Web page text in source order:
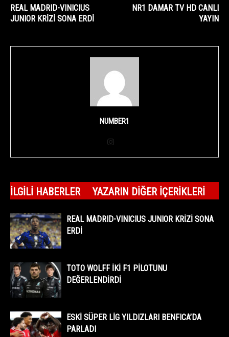
REAL MADRID-VINICIUS
JUNIOR KRİZİ SONA ERDİ
NR1 DAMAR TV HD CANLI
YAYIN
NUMBER1
İLGILI HABERLER YAZARIN DIĞER İÇERIKLERI
REAL MADRID-VINICIUS JUNIOR KRİZİ SONA
ERDİ
TOTO WOLFF İKİ F1 PİLOTUNU
DEĞERLENDİRDİ
ESKİ SÜPER LİG YILDIZLARI BENFICA’DA
PARLADI